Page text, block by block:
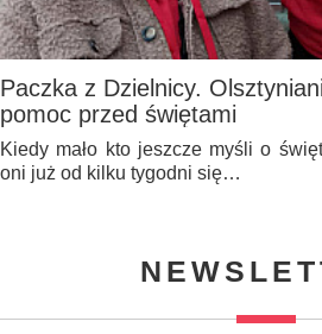
Paczka z Dzielnicy.
pomoc przed świętami
Kiedy mało kto jeszcze myśli o
oni już od kilku tygodni się…